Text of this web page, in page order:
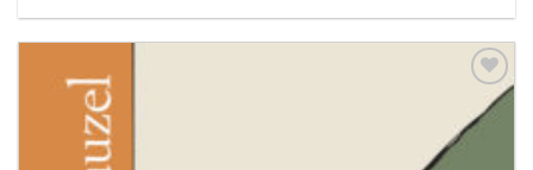
Aggiungi
alla lista
dei
desideri